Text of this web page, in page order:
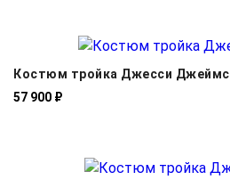
Костюм тройка Джесси Джеймс
57 900 ₽